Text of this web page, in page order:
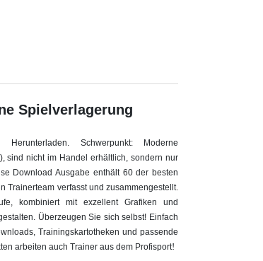
Spielverlagerung
Schwerpunkt: Moderne
sind nicht im Handel erhältlich, sondern nur
Download Ausgabe enthält 60 der besten
Trainerteam verfasst und zusammengestellt.
kombiniert mit exzellent Grafiken und
Überzeugen Sie sich selbst! Einfach
Trainingskartotheken und passende
arbeiten auch Trainer aus dem Profisport!